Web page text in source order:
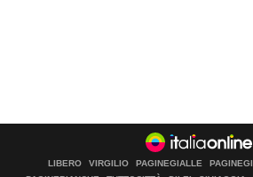
LIBERO VIRGILIO PAGINEGIALLE